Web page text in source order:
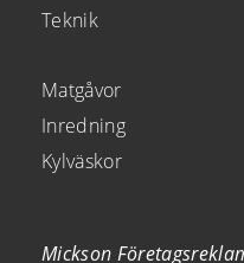
Teknik
Matgåvor
Inredning
Kylväskor
Mickson